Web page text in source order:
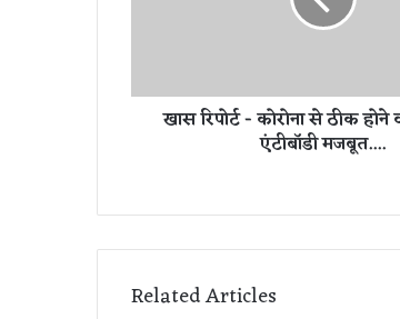
ना
ने
री
खास रिपोर्ट - कोरोना से ठीक होने
एंटीबॉडी मजबूत....
Related Articles